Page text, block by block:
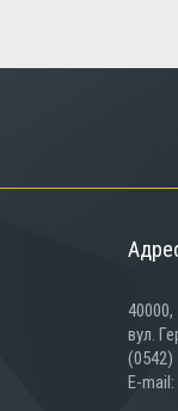
40000,
вул.
(0542)
E-mail: